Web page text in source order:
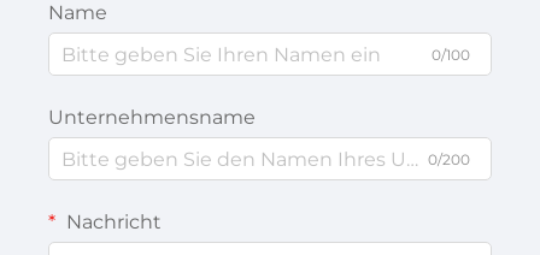
Name
0/100
Unternehmensname
0/200
Nachricht